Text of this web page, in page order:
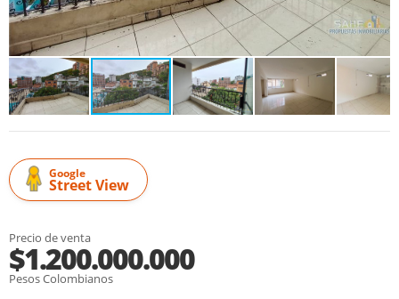
Google
Street View
Precio de venta
$1.200.000.000
Pesos Colombianos